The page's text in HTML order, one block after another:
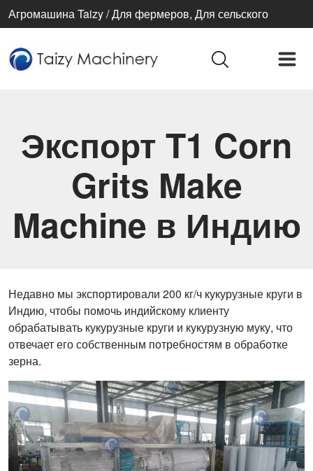
Агромашина Taizy / Для фермеров, Для сельского
Экспорт T1 Corn
Grits Make
Machine в Индию
Недавно мы экспортировали 200 кг/ч кукурузные круги в
Индию, чтобы помочь индийскому клиенту
обрабатывать кукурузные круги и кукурузную муку, что
отвечает его собственным потребностям в обработке
зерна.